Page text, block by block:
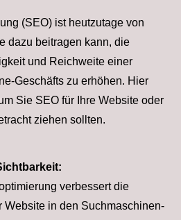
(SEO) ist heutzutage von
dazu beitragen kann, die
und Reichweite einer
Geschäfts zu erhöhen. Hier
Sie SEO für Ihre Website oder
ziehen sollten.
verbessert die
Website in den Suchmaschinen­